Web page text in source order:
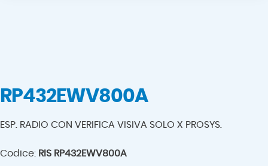
RP432EWV800A
ESP. RADIO CON VERIFICA VISIVA SOLO X PROSYS.
Codice: RIS RP432EWV800A